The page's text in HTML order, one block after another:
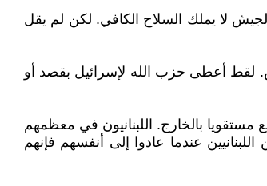
لا يملك السلاح الكافي. لكن لم يقل
لقط أعطى حزب الله لإسرائيل بقصد أو
بالخارج. اللبنانيون في معظمهم
عندما عادوا إلى أنفسهم فإنهم